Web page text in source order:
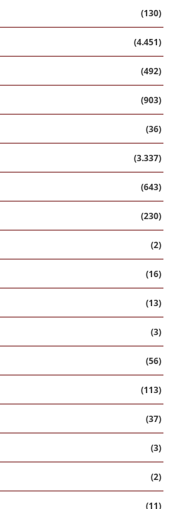
(130)
(4.451)
(492)
(903)
(36)
(3.337)
(643)
(230)
(2)
(16)
(13)
(3)
(56)
(113)
(37)
(3)
(2)
(11)